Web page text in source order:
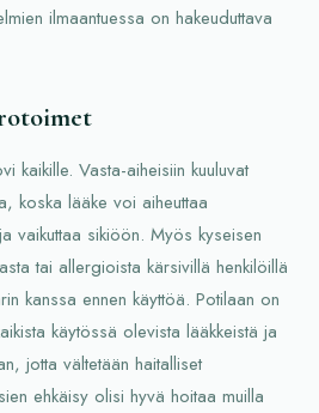
ilmaantuessa on hakeuduttava
kaikille. Vasta-aiheisiin kuuluvat
koska lääke voi aiheuttaa
vaikuttaa sikiöön. Myös kyseisen
tai allergioista kärsivillä henkilöillä
kanssa ennen käyttöä. Potilaan on
käytössä olevista lääkkeistä ja
jotta vältetään haitalliset
ehkäisy olisi hyvä hoitaa muilla